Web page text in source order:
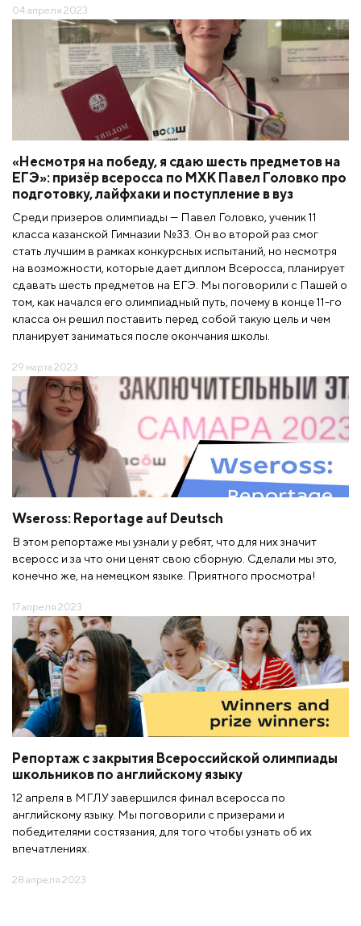
04 апреля 2023
«Несмотря на победу, я сдаю шесть предметов на
ЕГЭ»: призёр всеросса по МХК Павел Головко про
подготовку, лайфхаки и поступление в вуз
Среди призеров олимпиады — Павел Головко, ученик 11
класса казанской Гимназии №33. Он во второй раз смог
стать лучшим в рамках конкурсных испытаний, но несмотря
на возможности, которые дает диплом Всеросса, планирует
сдавать шесть предметов на ЕГЭ. Мы поговорили с Пашей о
том, как начался его олимпиадный путь, почему в конце 11-го
класса он решил поставить перед собой такую цель и чем
планирует заниматься после окончания школы.
29 марта 2023
Wseross: Reportage auf Deutsch
В этом репортаже мы узнали у ребят, что для них значит
всеросс и за что они ценят свою сборную. Сделали мы это,
конечно же, на немецком языке. Приятного просмотра!
17 апреля 2023
Репортаж с закрытия Всероссийской олимпиады
школьников по английскому языку
12 апреля в МГЛУ завершился финал всеросса по
английскому языку. Мы поговорили с призерами и
победителями состязания, для того чтобы узнать об их
впечатлениях.
28 апреля 2023